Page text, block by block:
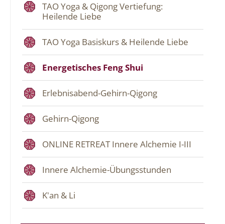
TAO Yoga & Qigong Vertiefung:
Heilende Liebe
TAO Yoga Basiskurs & Heilende Liebe
Energetisches Feng Shui
Erlebnisabend-Gehirn-Qigong
Gehirn-Qigong
ONLINE RETREAT Innere Alchemie I-III
Innere Alchemie-Übungsstunden
K'an & Li